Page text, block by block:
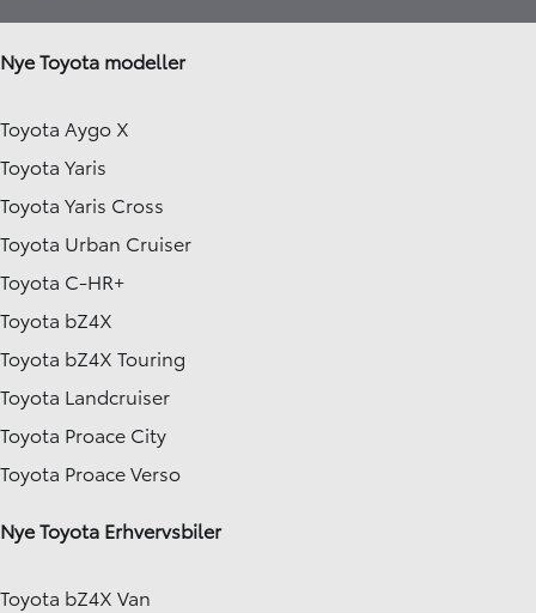
Nye Toyota modeller
Toyota Aygo X
Toyota Yaris
Toyota Yaris Cross
Toyota Urban Cruiser
Toyota C-HR+
Toyota bZ4X
Toyota bZ4X Touring
Toyota Landcruiser
Toyota Proace City
Toyota Proace Verso
Nye Toyota Erhvervsbiler
Toyota bZ4X Van